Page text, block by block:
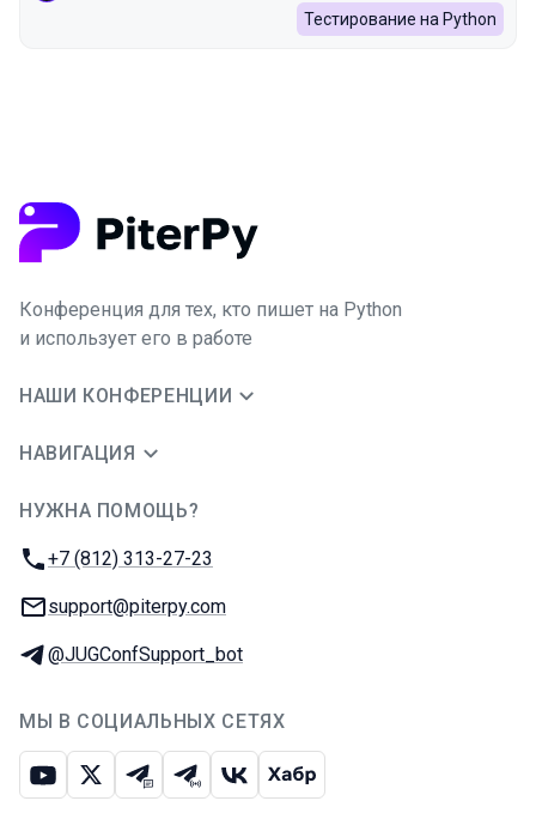
Тестирование на Python
Конференция для тех, кто пишет на Python
и использует его в работе
НАШИ КОНФЕРЕНЦИИ
НАВИГАЦИЯ
НУЖНА ПОМОЩЬ?
Телефон:
+7 (812) 313-27-23
E-mail:
support@piterpy.com
Телеграм:
@JUGConfSupport_bot
МЫ В СОЦИАЛЬНЫХ СЕТЯХ
ЮтубИкс Телеграм-чат
Телеграм-канал
ВКонтакте
Хабр